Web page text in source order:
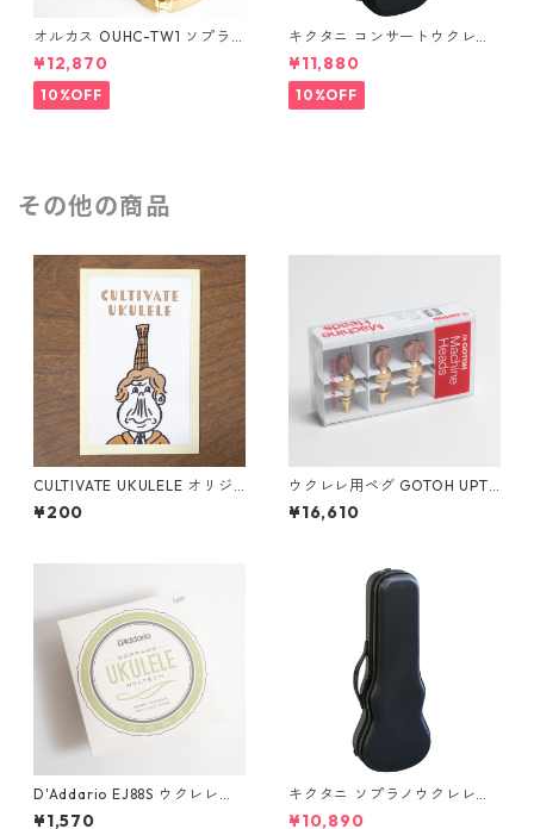
オルカス OUHC-TW1 ソプラ
ノウクレレ用ハードケース
¥12,870
10%OFF
キクタニ コンサートウクレレ
用ハードケース UPC-12N
¥11,880
10%OFF
その他の商品
CULTIVATE UKULELE オリジ
ナルステッカー（名刺サイ
ズ）
¥200
ウクレレ用ペグ GOTOH UPT-
UB8-GG
¥16,610
D'Addario EJ88S ウクレレ弦
ソプラノ用
¥1,570
キクタニ ソプラノウクレレ用
ハードケース UPC-10N
¥10,890